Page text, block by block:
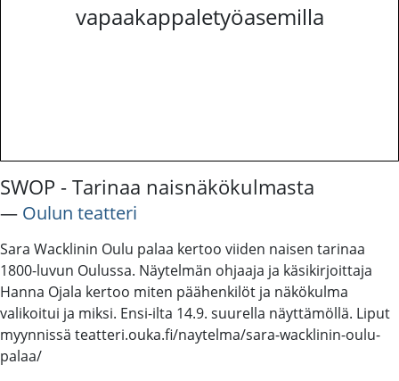
vapaakappaletyöasemilla
SWOP - Tarinaa naisnäkökulmasta
― Oulun teatteri
Sara Wacklinin Oulu palaa kertoo viiden naisen tarinaa
1800-luvun Oulussa. Näytelmän ohjaaja ja käsikirjoittaja
Hanna Ojala kertoo miten päähenkilöt ja näkökulma
valikoitui ja miksi. Ensi-ilta 14.9. suurella näyttämöllä. Liput
myynnissä teatteri.ouka.fi/naytelma/sara-wacklinin-oulu-
palaa/